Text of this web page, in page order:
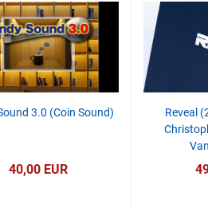
3.0 (Coin Sound)
40,00 EUR
Reveal